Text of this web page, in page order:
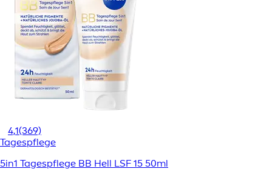
4,1(369)
Tagespflege
5in1 Tagespflege BB Hell LSF 15 50ml